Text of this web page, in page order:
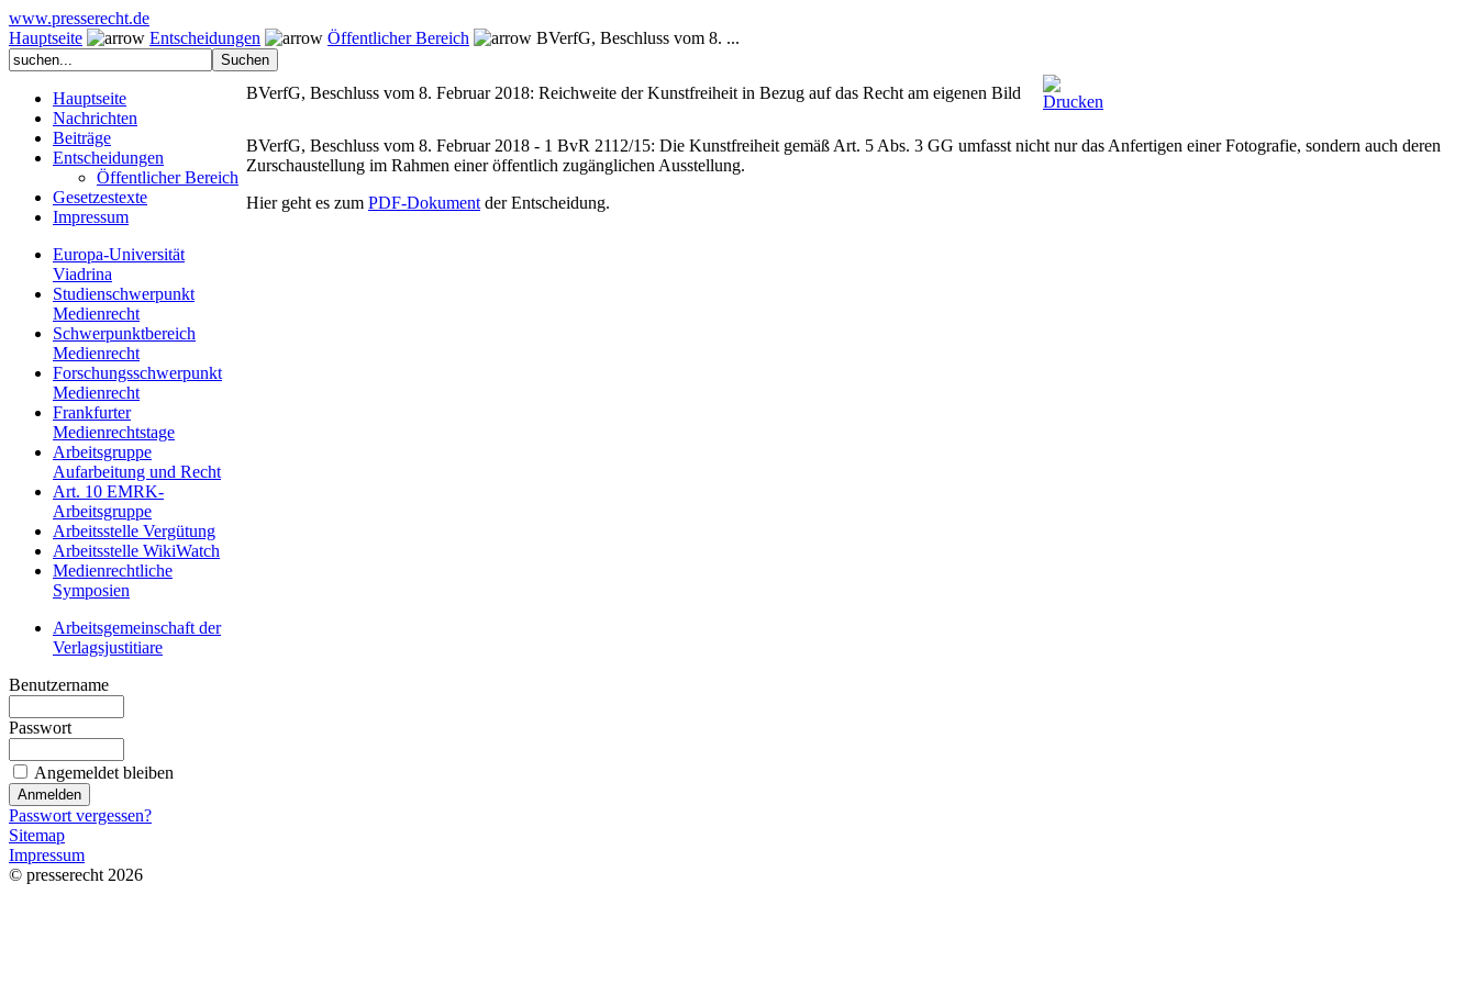
www.presserecht.de
Hauptseite
Entscheidungen Öffentlicher Bereich BVerfG, Beschluss vom 8. ...
Hauptseite
Nachrichten
Beiträge
Entscheidungen
Öffentlicher Bereich
Gesetzestexte
Impressum
Europa-Universität
Viadrina
Studienschwerpunkt
Medienrecht
Schwerpunktbereich
Medienrecht
Forschungsschwerpunkt
Medienrecht
Frankfurter
Medienrechtstage
Arbeitsgruppe
Aufarbeitung und Recht
Art. 10 EMRK-
Arbeitsgruppe
Arbeitsstelle Vergütung
Arbeitsstelle WikiWatch
Medienrechtliche
Symposien
Arbeitsgemeinschaft der
Verlagsjustitiare
Benutzername
Passwort
Angemeldet bleiben
Passwort vergessen?
BVerfG, Beschluss vom 8. Februar 2018: Reichweite der Kunstfreiheit in Bezug auf das Recht am eigenen Bild
BVerfG, Beschluss vom 8. Februar 2018 - 1 BvR 2112/15: Die Kunstfreiheit gemäß Art. 5 Abs. 3 GG umfasst nicht nur das Anfertigen einer Fotografie, sondern auch deren
Zurschaustellung im Rahmen einer öffentlich zugänglichen Ausstellung.
Hier geht es zum PDF-Dokument der Entscheidung.
Sitemap
Impressum
© presserecht 2026